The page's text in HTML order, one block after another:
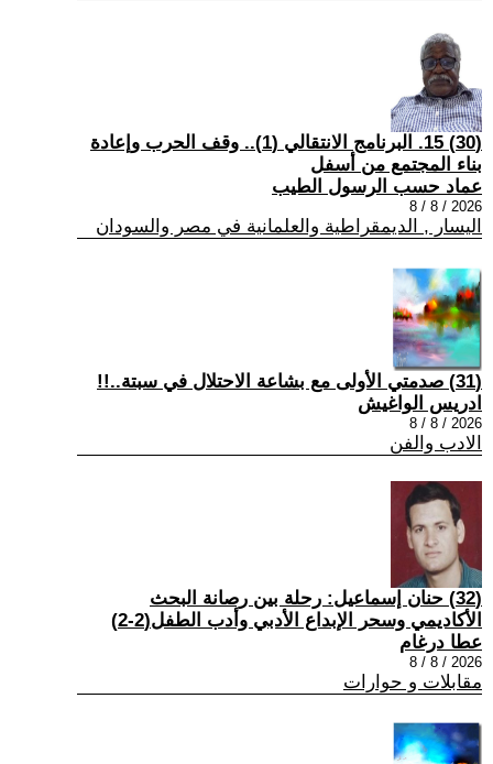
(30) 15. البرنامج الانتقالي (1).. وقف الحرب وإعادة
بناء المجتمع من أسفل
عماد حسب الرسول الطيب
2026 / 8 / 8
اليسار , الديمقراطية والعلمانية في مصر والسودان
(31) صدمتي الأولى مع بشاعة الاحتلال في سبتة..!!
ادريس الواغيش
2026 / 8 / 8
الادب والفن
(32) حنان إسماعيل: رحلة بين رصانة البحث
الأكاديمي وسحر الإبداع الأدبي وأدب الطفل(2-2)
عطا درغام
2026 / 8 / 8
مقابلات و حوارات